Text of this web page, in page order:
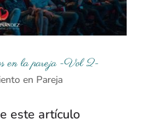
en la pareja -Vol 2-
en Pareja
este artículo